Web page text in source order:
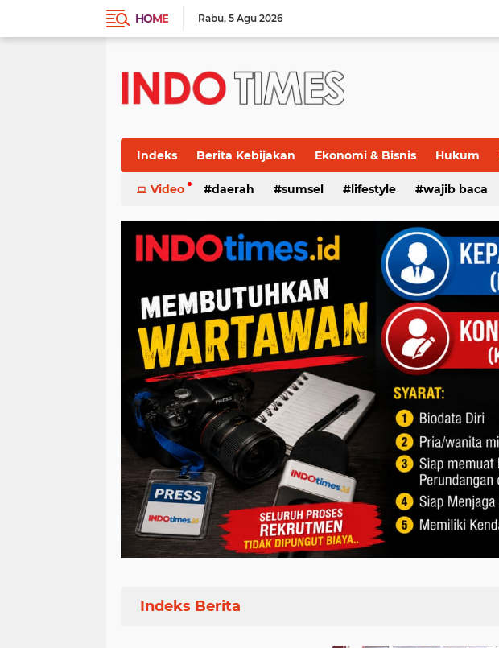
HOME Rabu 5 Agu 2026
Indeks Berita Kebijakan Ekonomi & Bisnis Hukum
Video daerah sumsel lifestyle wajib baca